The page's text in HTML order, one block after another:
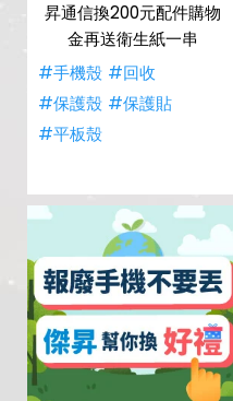
昇通信換200元配件購物
金再送衛生紙一串
#手機殼 #回收
#保護殼 #保護貼
#平板殼